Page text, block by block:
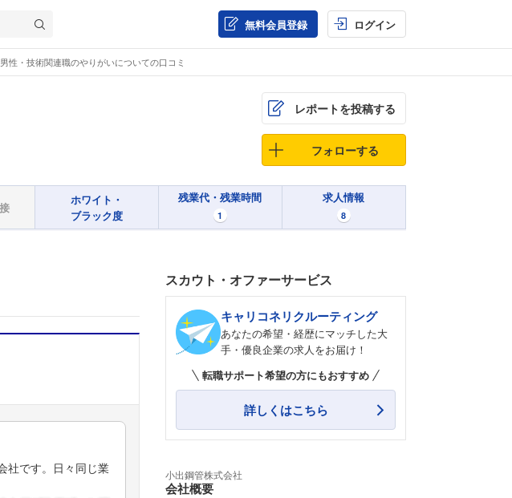
無料会員登録 ログイン
性・技術関連職のやりがいについての口コミ
レポートを投稿する
フォローする
ホワイト・
ブラック度
残業代・残業時間
1
求人情報
8
社です。日々同じ業
スカウト・オファーサービス
キャリコネリクルーティング
あなたの希望・経歴にマッチした大
手・優良企業の求人をお届け！
転職サポート希望の方にもおすすめ
詳しくはこちら
小出鋼管株式会社
会社概要